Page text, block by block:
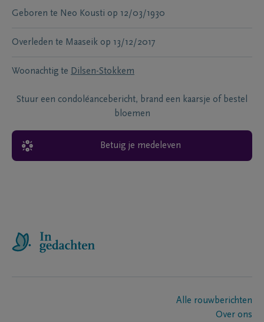
Geboren te Neo Kousti op 12/03/1930
Overleden te Maaseik op 13/12/2017
Woonachtig te Dilsen-Stokkem
Stuur een condoléancebericht, brand een kaarsje of bestel
bloemen
Betuig je medeleven
Alle rouwberichten
Over ons